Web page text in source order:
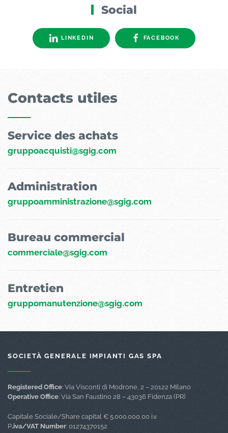
Social
LINKEDIN FACEBOOK
Contacts utiles
Service des achats
gruppoacquisti@sgig.com
Administration
gruppoamministrazione@sgig.com
Bureau commercial
commerciale@sgig.com
Entretien
gruppomanutenzione@sgig.com
SOCIETÀ GENERALE IMPIANTI GAS SPA
Registered Office: Via Visconti di Modrone, 2 – 20122 Milano
Operative Office: Via San Faustino 28 – 43036 Fidenza (PR)
Capitale Sociale/Share capital € 5.000.000,00 i.v.
P.iva/VAT Number: 01274370152